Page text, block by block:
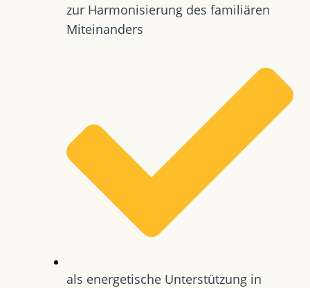
zur Harmonisierung des familiären
Miteinanders
als energetische Unterstützung in